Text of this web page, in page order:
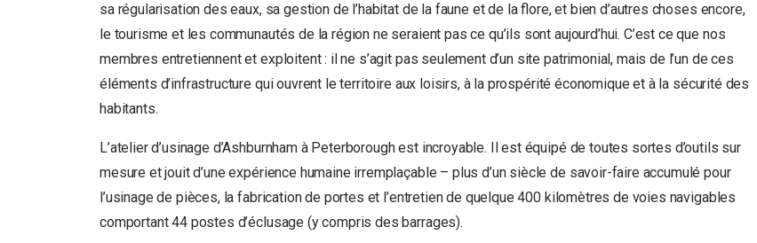
sa régularisation des eaux, sa gestion de l’habitat de la faune et de la flore, et bien d’autres choses encore,
le tourisme et les communautés de la région ne seraient pas ce qu’ils sont aujourd’hui. C’est ce que nos
membres entretiennent et exploitent : il ne s’agit pas seulement d’un site patrimonial, mais de l’un de ces
éléments d’infrastructure qui ouvrent le territoire aux loisirs, à la prospérité économique et à la sécurité des
habitants.
L’atelier d’usinage d’Ashburnham à Peterborough est incroyable. Il est équipé de toutes sortes d’outils sur
mesure et jouit d’une expérience humaine irremplaçable – plus d’un siècle de savoir-faire accumulé pour
l’usinage de pièces, la fabrication de portes et l’entretien de quelque 400 kilomètres de voies navigables
comportant 44 postes d’éclusage (y compris des barrages).